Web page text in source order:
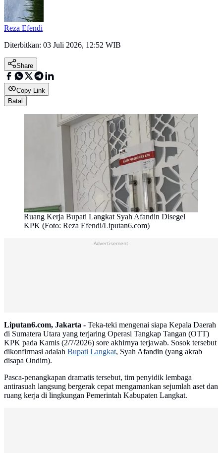
Reza Efendi
Diterbitkan: 03 Juli 2026, 12:52 WIB
Share
Copy Link
Batal
Ruang Kerja Bupati Langkat Syah Afandin Disegel
KPK (Foto: Reza Efendi/Liputan6.com)
Advertisement
Liputan6.com, Jakarta - Teka-teki mengenai siapa Kepala Daerah
di Sumatera Utara yang terjaring Operasi Tangkap Tangan (OTT)
KPK pada Kamis (2/7/2026) sore akhirnya terjawab. Sosok tersebut
dikonfirmasi adalah Bupati Langkat, Syah Afandin (yang akrab
disapa Ondim).
Pasca-penangkapan dramatis tersebut, tim penyidik lembaga
antirasuah langsung bergerak cepat mengamankan sejumlah aset dan
ruang kerja di lingkungan Pemerintah Kabupaten Langkat.